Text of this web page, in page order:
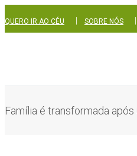
QUERO IR AO CÉU SOBRE NÓS
Família é transformada